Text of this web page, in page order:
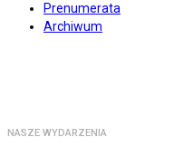
Prenumerata
Archiwum
NASZE WYDARZENIA